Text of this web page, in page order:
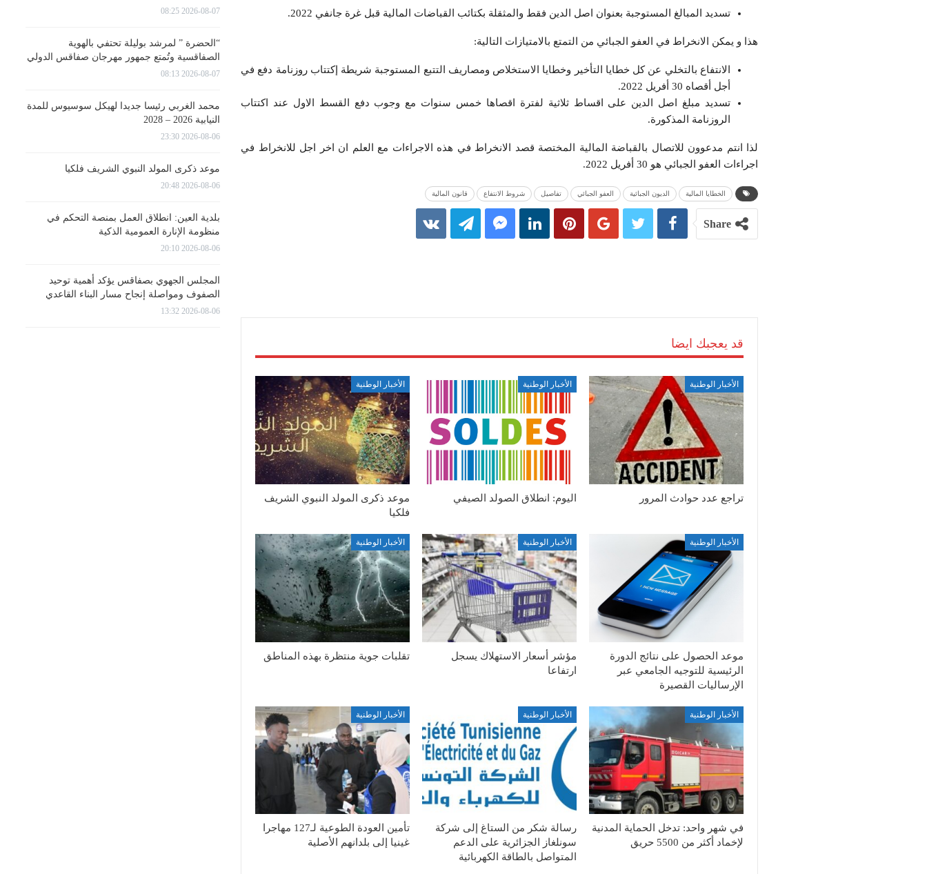
تسديد المبالغ المستوجبة بعنوان اصل الدين فقط والمثقلة بكتائب القباضات المالية قبل غرة جانفي 2022.
هذا و يمكن الانخراط في العفو الجبائي من التمتع بالامتيازات التالية:
الانتفاع بالتخلي عن كل خطايا التأخير وخطايا الاستخلاص ومصاريف التتبع المستوجبة شريطة إكتتاب روزنامة دفع في
أجل أقصاه 30 أفريل 2022.
تسديد مبلغ اصل الدين على اقساط ثلاثية لفترة اقصاها خمس سنوات مع وجوب دفع القسط الاول عند اكتتاب
الروزنامة المذكورة.
لذا انتم مدعوون للاتصال بالقباضة المالية المختصة قصد الانخراط في هذه الاجراءات مع العلم ان اخر اجل للانخراط في
اجراءات العفو الجبائي هو 30 أفريل 2022.
الخطايا المالية الديون الجبائية العفو الجبائي تفاصيل شروط الانتفاع قانون المالية
Share
قد يعجبك ايضا
الأخبار الوطنية
تراجع عدد حوادث المرور
الأخبار الوطنية
اليوم: انطلاق الصولد الصيفي
الأخبار الوطنية
موعد ذكرى المولد النبوي الشريف
فلكيا
الأخبار الوطنية
موعد الحصول على نتائج الدورة
الرئيسية للتوجيه الجامعي عبر
الإرساليات القصيرة
الأخبار الوطنية
مؤشر أسعار الاستهلاك يسجل
ارتفاعا
الأخبار الوطنية
تقلبات جوية منتظرة بهذه المناطق
الأخبار الوطنية
في شهر واحد: تدخل الحماية المدنية
لإخماد أكثر من 5500 حريق
الأخبار الوطنية
رسالة شكر من الستاغ إلى شركة
سونلغاز الجزائرية على الدعم
المتواصل بالطاقة الكهربائية
الأخبار الوطنية
تأمين العودة الطوعية لـ127 مهاجرا
غينيا إلى بلدانهم الأصلية
2026-08-07 08:25
“الحضرة ” لمرشد بوليلة تحتفي بالهوية
الصفاقسية وتُمتع جمهور مهرجان صفاقس الدولي
2026-08-07 08:13
محمد الغربي رئيسا جديدا لهيكل سوسيوس للمدة
النيابية 2026 – 2028
2026-08-06 23:30
موعد ذكرى المولد النبوي الشريف فلكيا
2026-08-06 20:48
بلدية العين: انطلاق العمل بمنصة التحكم في
منظومة الإنارة العمومية الذكية
2026-08-06 20:10
المجلس الجهوي بصفاقس يؤكد أهمية توحيد
الصفوف ومواصلة إنجاح مسار البناء القاعدي
2026-08-06 13:32